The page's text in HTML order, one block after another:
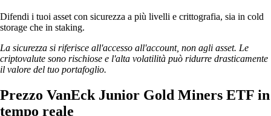
Difendi i tuoi asset con sicurezza a più livelli e crittografia, sia in cold
storage che in staking.
La sicurezza si riferisce all'accesso all'account, non agli asset. Le
criptovalute sono rischiose e l'alta volatilità può ridurre drasticamente
il valore del tuo portafoglio.
Prezzo VanEck Junior Gold Miners ETF in
tempo reale